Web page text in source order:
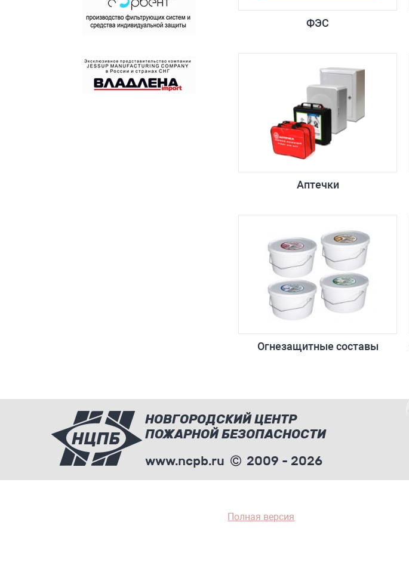
ФЭС
Аптечки
Огнезащитные составы
НОВГОРОДСКИЙ ЦЕНТР
ПОЖАРНОЙ БЕЗОПАСНОСТИ
www.ncpb.ru
2009 - 2026
Полная версия